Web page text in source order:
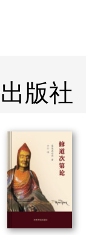
版社